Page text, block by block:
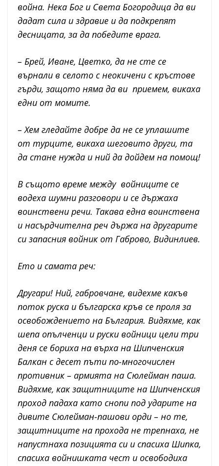
война. Нека Бог и Света Богородица да ви
дадат сила и здравие и да подкрепят
десницата, за да победите врага.
– Брей, Иване, Цветко, да не сте се
върнали в селото с неокичени с кръстове
гърди, защото няма да ви приемем, викаха
едни от момите.
– Хем гледайте добре да не се уплашите
от турците, викаха шеговито други, та
да стане нужда и ний да дойдем на помощ!
В същото време между войниците се
водеха шумни разговори и се държаха
воинствени речи. Такава една воинствена
и насърдчителна реч държа на другарите
си запасния войник от Габрово, Видинлиев.
Ето и самата реч:
Другари! Ний, габровчане, видехме какъв
поток руска и българска кръв се проля за
освобождението на България. Видяхме, как
шепа опълченци и руски войници цели три
деня се бориха на върха на Шипченския
Балкан с десет пъти по-многочислен
противник – армията на Сюлейман паша.
Видяхме, как защитниците на Шипченския
проход падаха като снопи под ударите на
дивите Сюлейман-пашови орди – но те,
защитниците на прохода не трепнаха, не
напустнаха позицията си и спасиха Шипка,
спасиха войнишката чест и освободиха